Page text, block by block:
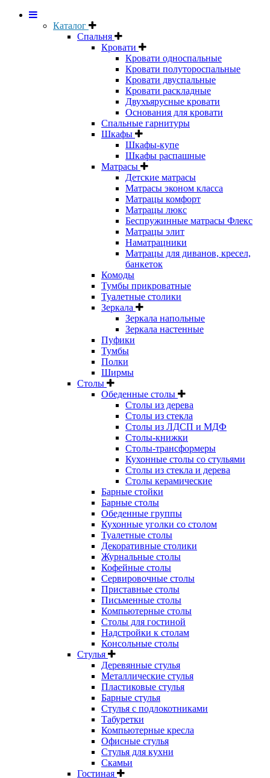
Каталог
Спальня
Кровати
Кровати односпальные
Кровати полутороспальные
Кровати двуспальные
Кровати раскладные
Двухъярусные кровати
Основания для кровати
Спальные гарнитуры
Шкафы
Шкафы-купе
Шкафы распашные
Матрасы
Детские матрасы
Матрасы эконом класса
Матрацы комфорт
Матрацы люкс
Беспружинные матрасы Флекс
Матрацы элит
Наматрацники
Матрацы для диванов, кресел,
банкеток
Комоды
Тумбы прикроватные
Туалетные столики
Зеркала
Зеркала напольные
Зеркала настенные
Пуфики
Тумбы
Полки
Ширмы
Столы
Обеденные столы
Столы из дерева
Столы из стекла
Столы из ЛДСП и МДФ
Столы-книжки
Столы-трансформеры
Кухонные столы со стульями
Столы из стекла и дерева
Столы керамические
Барные стойки
Барные столы
Обеденные группы
Кухонные уголки со столом
Туалетные столы
Декоративные столики
Журнальные столы
Кофейные столы
Сервировочные столы
Приставные столы
Письменные столы
Компьютерные столы
Столы для гостиной
Надстройки к столам
Консольные столы
Стулья
Деревянные стулья
Металлические стулья
Пластиковые стулья
Барные стулья
Стулья с подлокотниками
Табуретки
Компьютерные кресла
Офисные стулья
Стулья для кухни
Скамьи
Гостиная